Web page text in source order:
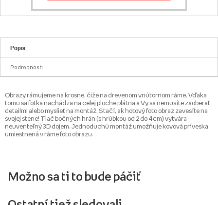
Popis
Podrobnosti
Obrazy rámujeme na krosne, čiže na drevenom vnútornom ráme. Vďaka
tomu sa fotka nachádza na celej ploche plátna a Vy sa nemusíte zaoberať
detailmi alebo myslieť na montáž. Stačí, ak hotový foto obraz zavesíte na
svojej stene! Tlač bočných hrán (s hrúbkou od 2 do 4 cm) vytvára
neuveriteľný 3D dojem. Jednoduchú montáž umožňuje kovová príveska
umiestnená v ráme foto obrazu.
Možno sa ti to bude páčiť